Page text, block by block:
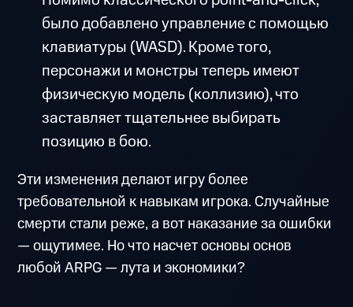
было добавлено управление с помощью
клавиатуры (WASD). Кроме того,
персонажи и монстры теперь имеют
физическую модель (коллизию), что
заставляет тщательнее выбирать
позицию в бою.
Эти изменения делают игру более
требовательной к навыкам игрока. Случайные
смерти стали реже, а вот наказание за ошибки
— ощутимее. Но что насчет основы основ
любой ARPG — лута и экономики?